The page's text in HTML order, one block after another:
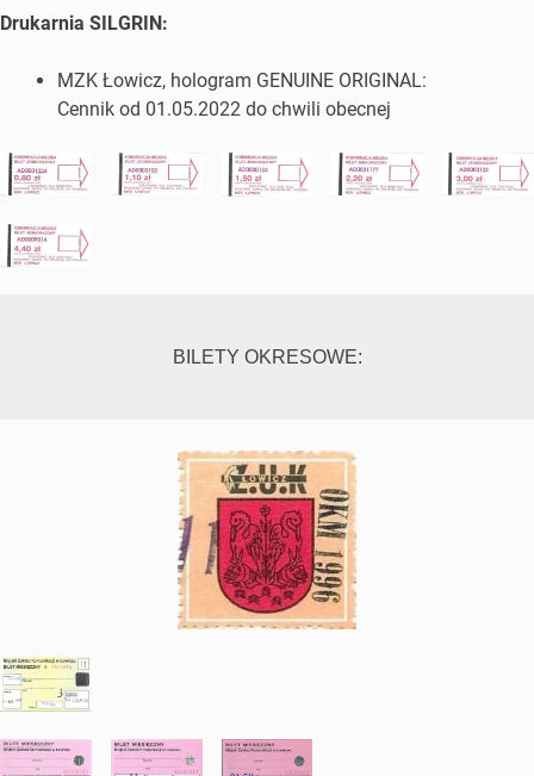
Drukarnia SILGRIN:
MZK Łowicz, hologram GENUINE ORIGINAL:
Cennik od 01.05.2022 do chwili obecnej
BILETY OKRESOWE: